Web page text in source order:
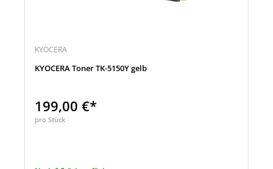
KYOCERA
KYOCERA Toner TK-5150Y gelb
199,00 €*
pro Stück